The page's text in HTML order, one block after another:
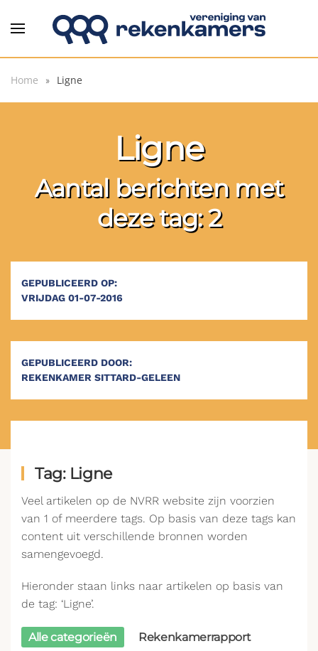
Overslaan en naar de inhoud gaan
Home Ligne
Ligne
Aantal berichten met
deze tag: 2
GEPUBLICEERD OP:
VRIJDAG 01-07-2016
GEPUBLICEERD DOOR:
REKENKAMER SITTARD-GELEEN
Tag: Ligne
Veel artikelen op de NVRR website zijn voorzien
van 1 of meerdere tags. Op basis van deze tags kan
content uit verschillende bronnen worden
samengevoegd.
Hieronder staan links naar artikelen op basis van
de tag: ‘Ligne’.
Alle categorieën Rekenkamerrapport